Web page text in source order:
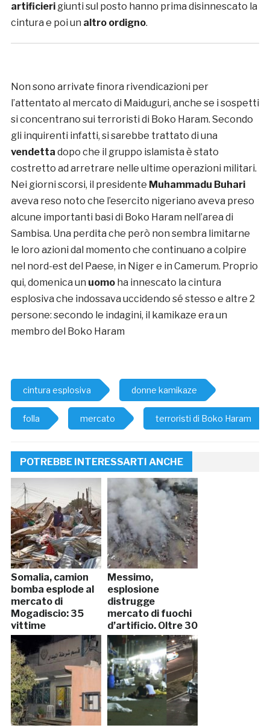
artificierigiunti sul posto hanno prima disinnescato la
cintura e poi un altro ordigno.
Non sono arrivate finora rivendicazioni per
l’attentato al mercato di Maiduguri, anche se i sospetti
si concentrano sui terroristi di Boko Haram. Secondo
gli inquirenti infatti, si sarebbe trattato di una
vendetta dopo che il gruppo islamista è stato
costretto ad arretrare nelle ultime operazioni militari.
Nei giorni scorsi, il presidente Muhammadu Buhari
aveva reso noto che l’esercito nigeriano aveva preso
alcune importanti basi di Boko Haram nell’area di
Sambisa. Una perdita che però non sembra limitarne
le loro azioni dal momento che continuano a colpire
nel nord-est del Paese, in Niger e in Camerum. Proprio
qui, domenica un uomoha innescato la cintura
esplosiva che indossava uccidendo sé stesso e altre 2
persone: secondo le indagini, il kamikaze era un
membro del Boko Haram
cintura esplosiva donne kamikaze
folla mercato terroristi di Boko Haram
POTREBBE INTERESSARTI ANCHE
Somalia, camion
bomba esplode al
mercato di
Mogadiscio: 35
vittime
Messimo,
esplosione
distrugge
mercato di fuochi
d’artificio. Oltre 30
morti